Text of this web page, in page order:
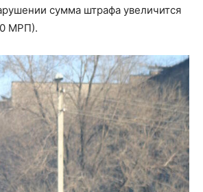
сумма штрафа увеличится
МРП).